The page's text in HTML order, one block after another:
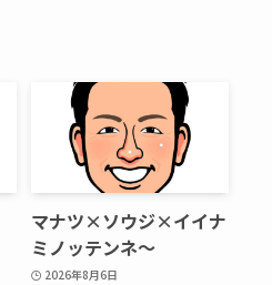
マナツ×ソウジ×イイナ
ミノッテンネ～
2026年8月6日